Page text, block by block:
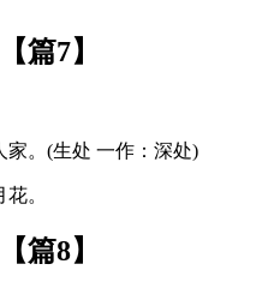
篇7】
。(生处 一作：深处)
。
篇8】